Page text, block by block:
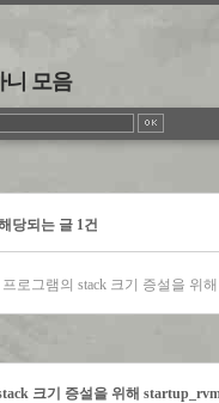
니 모음
당되는 글 1건
로그램의 stack 크기 증설을 위해
크기 증설을 위해